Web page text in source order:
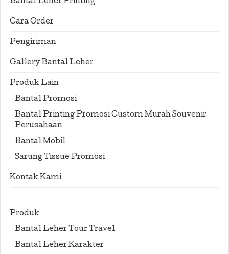
Bantal Leher Printing
Cara Order
Pengiriman
Gallery Bantal Leher
Produk Lain
Bantal Promosi
Bantal Printing Promosi Custom Murah Souvenir
Perusahaan
Bantal Mobil
Sarung Tissue Promosi
Kontak Kami
Produk
Bantal Leher Tour Travel
Bantal Leher Karakter